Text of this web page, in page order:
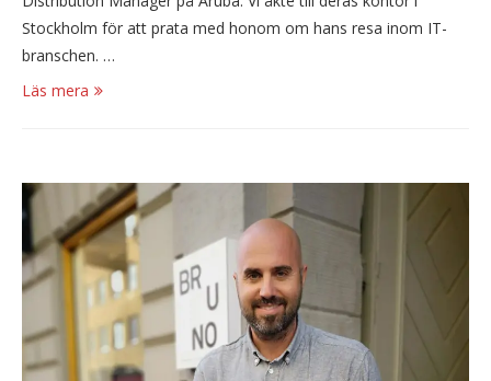
Stockholm för att prata med honom om hans resa inom IT-
branschen. …
Läs mera